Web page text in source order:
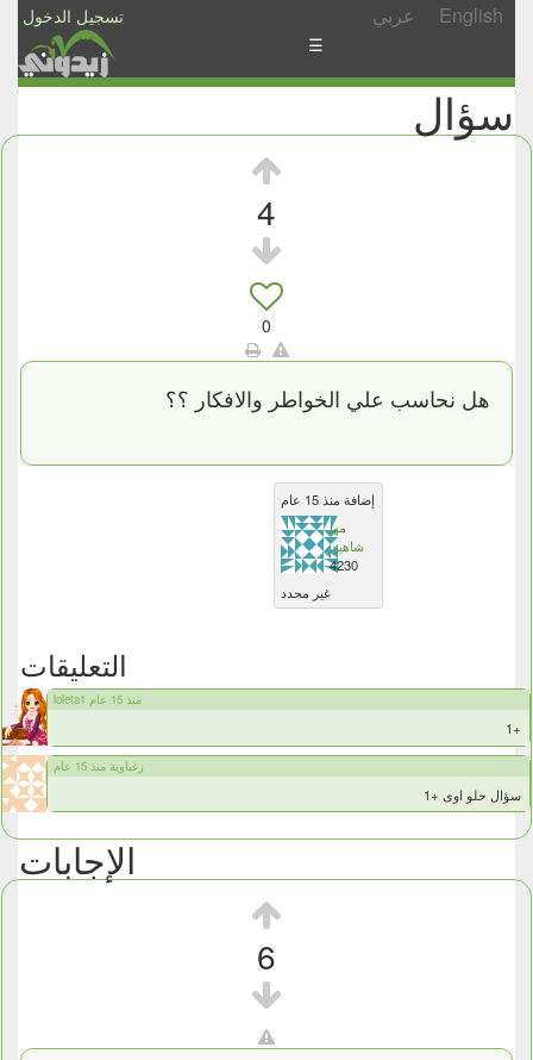
تسجيل الدخول عربي English
الأخبار
الأسئلة
☰
سؤال
4
0
هل نحاسب علي الخواطر والافكار ؟؟
إضافة منذ 15 عام
مها
شاهين
4230
غير محدد
التعليقات
loleta1 منذ 15 عام
+1
زغباوية منذ 15 عام
سؤال حلو اوى +1
الإجابات
6